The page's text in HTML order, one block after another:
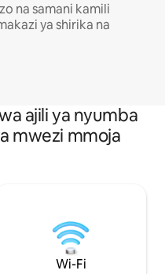
na samani kamili
ya shirika na
ajili ya nyumba
mwezi mmoja
Wi-Fi